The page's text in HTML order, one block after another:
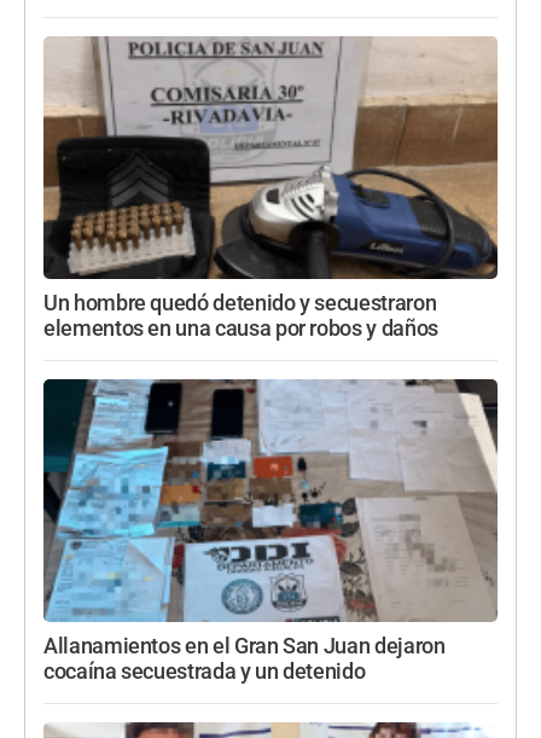
Un hombre quedó detenido y secuestraron
elementos en una causa por robos y daños
Allanamientos en el Gran San Juan dejaron
cocaína secuestrada y un detenido